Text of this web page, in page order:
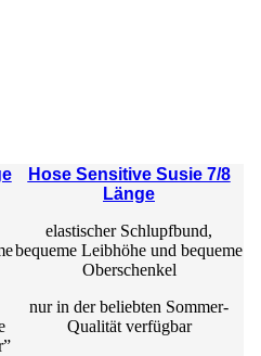
Hose Sensitive Susie 7/8
Länge
elastischer Schlupfbund,
bequeme Leibhöhe und bequeme
Oberschenkel
nur in der beliebten Sommer-
Qualität verfügbar